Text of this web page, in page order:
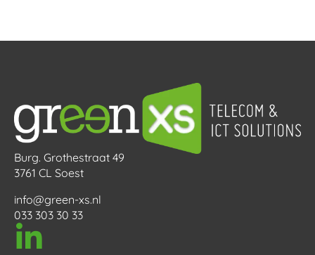
Burg. Grothestraat 49
3761 CL Soest
info@green-xs.nl
033 303 30 33